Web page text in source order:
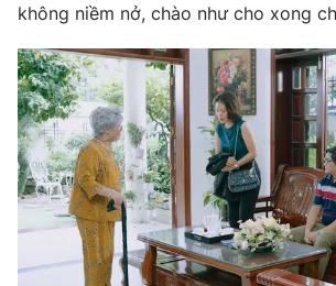
® Cấm sao chép dưới mọi hình thức nếu
thuận bằng văn bản. Ghi rõ nguồn VTV.vn
thông tin từ website này.
không niềm nở, chào như cho xong